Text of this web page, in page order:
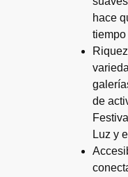
hace
de
Luz y